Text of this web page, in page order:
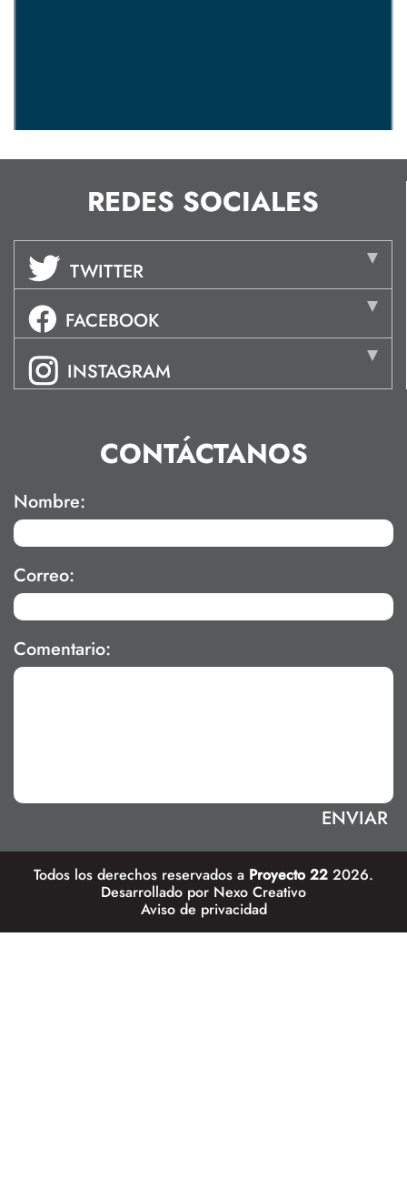
REDES SOCIALES
TWITTER
FACEBOOK
INSTAGRAM
CONTÁCTANOS
Nombre:
Correo:
Comentario:
Todos los derechos reservados a Proyecto 22 2026.
Desarrollado por Nexo Creativo
Aviso de privacidad